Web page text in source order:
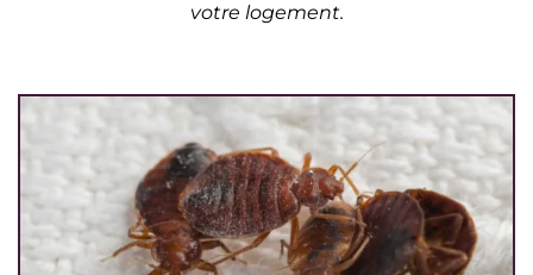
votre logement.